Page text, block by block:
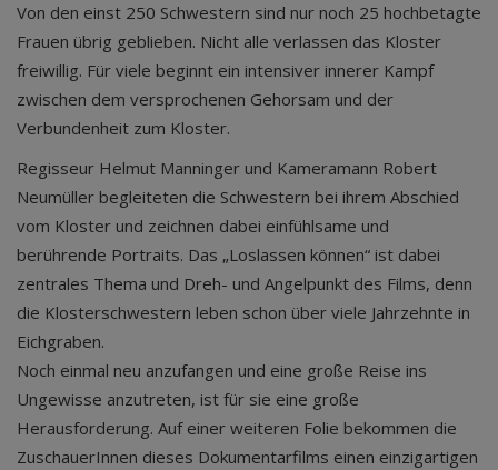
Von den einst 250 Schwestern sind nur noch 25 hochbetagte
Frauen übrig geblieben. Nicht alle verlassen das Kloster
freiwillig. Für viele beginnt ein intensiver innerer Kampf
zwischen dem versprochenen Gehorsam und der
Verbundenheit zum Kloster.
Regisseur Helmut Manninger und Kameramann Robert
Neumüller begleiteten die Schwestern bei ihrem Abschied
vom Kloster und zeichnen dabei einfühlsame und
berührende Portraits. Das „Loslassen können“ ist dabei
zentrales Thema und Dreh- und Angelpunkt des Films, denn
die Klosterschwestern leben schon über viele Jahrzehnte in
Eichgraben.
Noch einmal neu anzufangen und eine große Reise ins
Ungewisse anzutreten, ist für sie eine große
Herausforderung. Auf einer weiteren Folie bekommen die
ZuschauerInnen dieses Dokumentarfilms einen einzigartigen